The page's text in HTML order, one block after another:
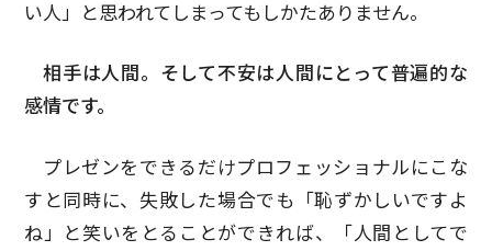
い人」と思われてしまってもしかたありません。
相手は人間。そして不安は人間にとって普遍的な
感情です。
プレゼンをできるだけプロフェッショナルにこな
すと同時に、失敗した場合でも「恥ずかしいですよ
ね」と笑いをとることができれば、「人間としてで